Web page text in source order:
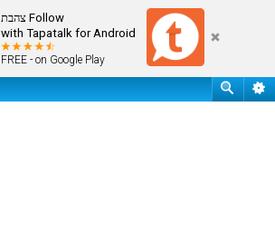
Follow צהבת
with Tapatalk for Android
FREE - on Google Play
פורומים